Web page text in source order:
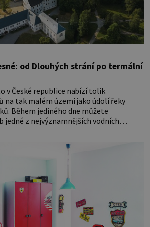
od Dlouhých strání po termální
v České republice nabízí tolik
na tak malém území jako údolí řeky
Během jediného dne můžete
jedné z nejvýznamnějších vodních